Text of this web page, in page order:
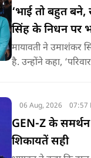
‘भाई तो बहुत
सिंह के निधन पर
मायावती ने उमाशंकर
है. उन्होंने कहा,
06 Aug, 2026 07:57
GEN-Z के समर्थन
शिकायतें सही